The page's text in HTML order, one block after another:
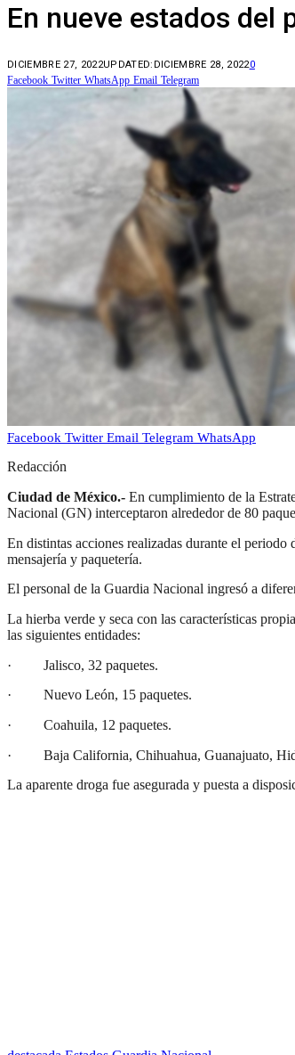
En nueve estados del
DICIEMBRE 27, 2022UPDATED: DICIEMBRE 28, 20220
Facebook Twitter WhatsApp Email Telegram
Facebook Twitter Email Telegram WhatsApp
Redacción
Ciudad de México.- En cumplimiento de la
Nacional (GN) interceptaron alrededor de 80
En distintas acciones realizadas durante el
mensajería y paquetería.
El personal de la Guardia Nacional ingresó a
La hierba verde y seca con las características
las siguientes entidades:
· Jalisco, 32 paquetes.
· Nuevo León, 15 paquetes.
· Coahuila, 12 paquetes.
· Baja California, Chihuahua, Guanajuato,
La aparente droga fue asegurada y puesta a